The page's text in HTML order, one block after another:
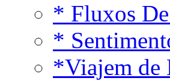
* Fluxos
*
*Viajem de